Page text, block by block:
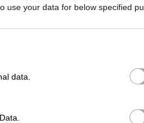
use your data for below specified
data.